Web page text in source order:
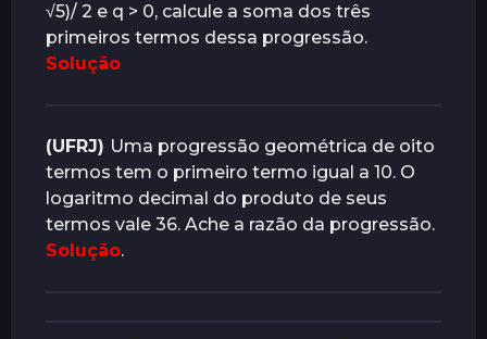
√5)/ 2 e q > 0, calcule a soma dos três
primeiros termos dessa progressão.
Solução
(UFRJ) Uma progressão geométrica de oito
termos tem o primeiro termo igual a 10. O
logaritmo decimal do produto de seus
termos vale 36. Ache a razão da progressão.
Solução.